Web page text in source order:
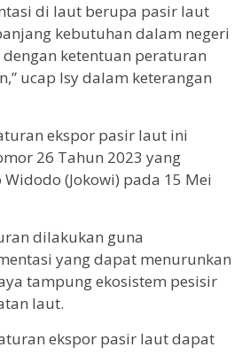
di laut berupa pasir laut
kebutuhan dalam negeri
ketentuan peraturan
ucap Isy dalam keterangan
ekspor pasir laut ini
26 Tahun 2023 yang
Widodo (Jokowi) pada 15 Mei
dilakukan guna
yang dapat menurunkan
tampung ekosistem pesisir
laut.
ekspor pasir laut dapat